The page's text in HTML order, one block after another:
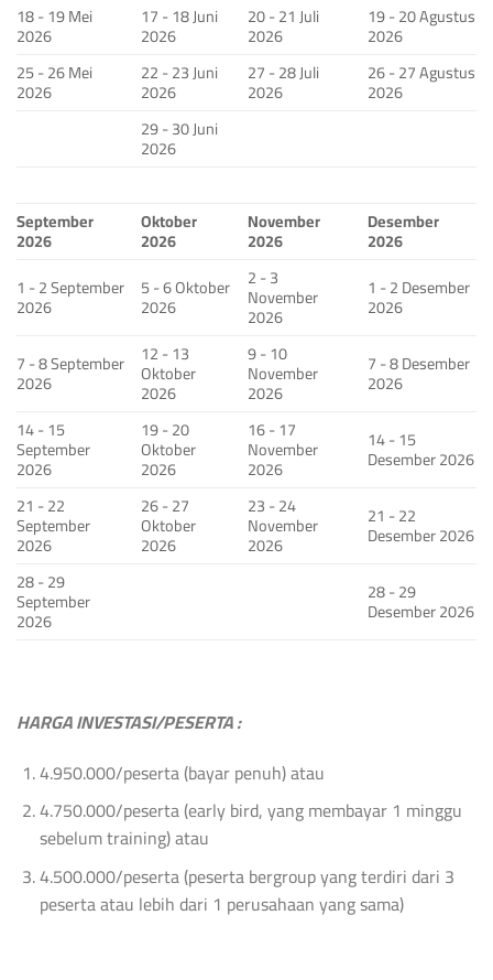
18 - 19 Mei
2026
17 - 18 Juni
2026
20 - 21 Juli
2026
19 - 20 Agustus
2026
25 - 26 Mei
2026
22 - 23 Juni
2026
27 - 28 Juli
2026
26 - 27 Agustus
2026
29 - 30 Juni
2026
September
2026
Oktober
2026
November
2026
Desember
2026
1 - 2 September
2026
5 - 6 Oktober
2026
2 - 3
November
2026
1 - 2 Desember
2026
7 - 8 September
2026
12 - 13
Oktober
2026
9 - 10
November
2026
7 - 8 Desember
2026
14 - 15
September
2026
19 - 20
Oktober
2026
16 - 17
November
2026
14 - 15
Desember 2026
21 - 22
September
2026
26 - 27
Oktober
2026
23 - 24
November
2026
21 - 22
Desember 2026
28 - 29
September
2026
28 - 29
Desember 2026
HARGA INVESTASI/PESERTA :
4.950.000/peserta (bayar penuh) atau
4.750.000/peserta (early bird, yang membayar 1 minggu
sebelum training) atau
4.500.000/peserta (peserta bergroup yang terdiri dari 3
peserta atau lebih dari 1 perusahaan yang sama)